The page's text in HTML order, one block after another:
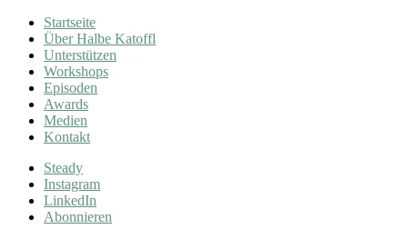
Startseite
Über Halbe Katoffl
Unterstützen
Workshops
Episoden
Awards
Medien
Kontakt
Steady
Instagram
LinkedIn
Abonnieren